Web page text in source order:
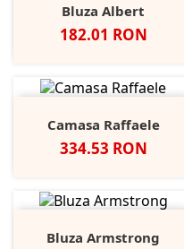
Bluza Albert
Pret
182.01 RON
Camasa Raffaele
Pret
334.53 RON
Bluza Armstrong